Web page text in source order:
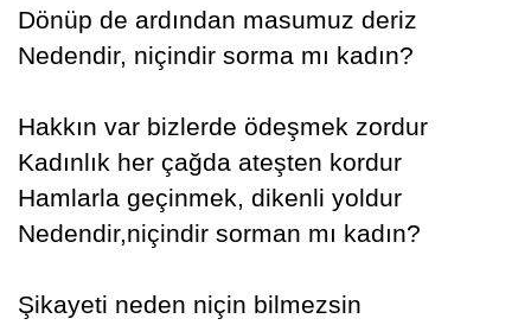
Dönüp de ardından masumuz deriz
Nedendir, niçindir sorma mı kadın?
Hakkın var bizlerde ödeşmek zordur
Kadınlık her çağda ateşten kordur
Hamlarla geçinmek, dikenli yoldur
Nedendir,niçindir sorman mı kadın?
Şikayeti neden niçin bilmezsin